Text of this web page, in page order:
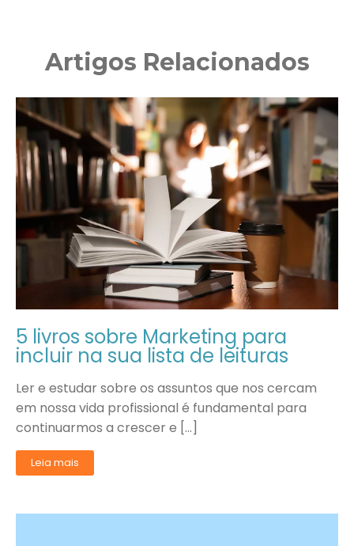
Artigos Relacionados
5 livros sobre Marketing para
incluir na sua lista de leituras
Ler e estudar sobre os assuntos que nos cercam
em nossa vida profissional é fundamental para
continuarmos a crescer e […]
Leia mais